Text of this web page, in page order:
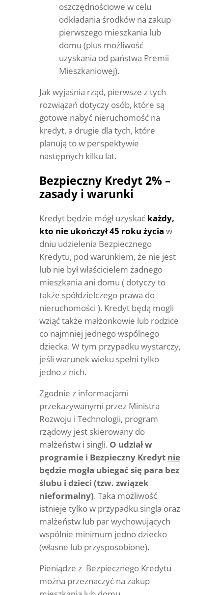
oszczędnościowe w celu
odkładania środków na zakup
pierwszego mieszkania lub
domu (plus możliwość
uzyskania od państwa Premii
Mieszkaniowej).
Jak wyjaśnia rząd, pierwsze z tych
rozwiązań dotyczy osób, które są
gotowe nabyć nieruchomość na
kredyt, a drugie dla tych, które
planują to w perspektywie
następnych kilku lat.
Bezpieczny Kredyt 2% –
zasady i warunki
Kredyt będzie mógł uzyskać każdy,
kto nie ukończył 45 roku życia w
dniu udzielenia Bezpiecznego
Kredytu, pod warunkiem, że nie jest
lub nie był właścicielem żadnego
mieszkania ani domu ( dotyczy to
także spółdzielczego prawa do
nieruchomości ). Kredyt będą mogli
wziąć także małżonkowie lub rodzice
co najmniej jednego wspólnego
dziecka. W tym przypadku wystarczy,
jeśli warunek wieku spełni tylko
jedno z nich.
Zgodnie z informacjami
przekazywanymi przez Ministra
Rozwoju i Technologii, program
rządowy jest skierowany do
małżeństw i singli. O udział w
programie i Bezpieczny Kredyt nie
będzie mogła ubiegać się para bez
ślubu i dzieci (tzw. związek
nieformalny). Taka możliwość
istnieje tylko w przypadku singla oraz
małżeństw lub par wychowujących
wspólnie minimum jedno dziecko
(własne lub przysposobione).
Pieniądze z Bezpiecznego Kredytu
można przeznaczyć na zakup